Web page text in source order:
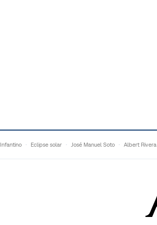
Infantino Eclipse solar José Manuel Soto Albert Rivera